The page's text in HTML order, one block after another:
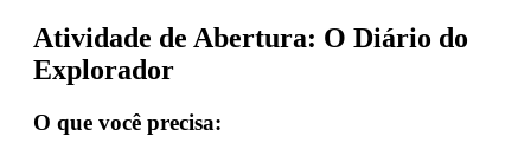
Atividade de Abertura: O Diário do
Explorador
O que você precisa: